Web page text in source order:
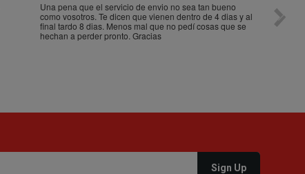
Una pena que el servicio de envio no sea tan bueno
como vosotros. Te dicen que vienen dentro de 4 dias y al
final tardo 8 dias. Menos mal que no pedí cosas que se
hechan a perder pronto. Gracias